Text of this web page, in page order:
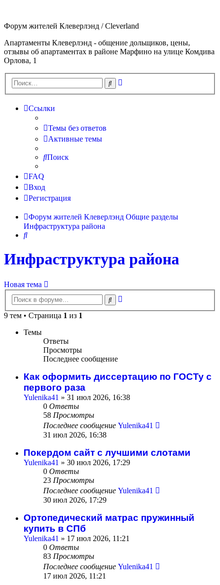
Форум жителей Клеверлэнд / Cleverland
Апартаменты Клеверлэнд - общение дольщиков, цены,
отзывы об апартаментах в районе Марфино на улице Комдива
Орлова, 1
Поиск
Ссылки
Темы без ответов
Активные темы
Поиск
FAQ
Вход
Регистрация
Форум жителей Клеверлэнд Общие разделы
Инфраструктура района
Поиск
Инфраструктура района
Новая тема
Поиск
9 тем • Страница 1 из 1
Темы
Ответы
Просмотры
Последнее сообщение
Как оформить диссертацию по ГОСТу с
первого раза
Yulenika41 » 31 июл 2026, 16:38
0 Ответы
58 Просмотры
Последнее сообщение Yulenika41
31 июл 2026, 16:38
Покердом сайт с лучшими слотами
Yulenika41 » 30 июл 2026, 17:29
0 Ответы
23 Просмотры
Последнее сообщение Yulenika41
30 июл 2026, 17:29
Ортопедический матрас пружинный
купить в СПб
Yulenika41 » 17 июл 2026, 11:21
0 Ответы
83 Просмотры
Последнее сообщение Yulenika41
17 июл 2026, 11:21